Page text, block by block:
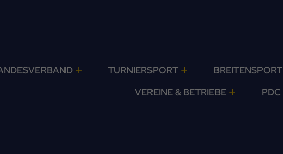
TURNIERSPORT BREITENSPORT
VEREINE & BETRIEBE
PDC